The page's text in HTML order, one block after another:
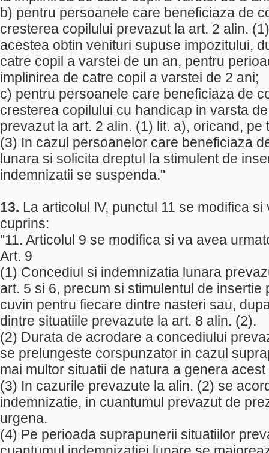
b) pentru persoanele care beneficiaza de
cresterea copilului prevazut la art. 2 alin.
acestea obtin venituri supuse impozitului,
catre copil a varstei de un an, pentru
implinirea de catre copil a varstei de 2 ani;
c) pentru persoanele care beneficiaza de
cresterea copilului cu handicap in varsta
prevazut la art. 2 alin. (1) lit. a), oricand, pe
(3) In cazul persoanelor care beneficiaza
lunara si solicita dreptul la stimulent de
indemnizatii se suspenda."
13. La articolul IV, punctul 11 se modifica
cuprins:
"11. Articolul 9 se modifica si va avea
Art. 9
(1) Concediul si indemnizatia lunara
art. 5 si 6, precum si stimulentul de insertie
cuvin pentru fiecare dintre nasteri sau,
dintre situatiile prevazute la art. 8 alin. (2).
(2) Durata de acrodare a concediului
se prelungeste corspunzator in cazul
mai multor situatii de natura a genera acest
(3) In cazurile prevazute la alin. (2) se
indemnizatie, in cuantumul prevazut de
urgena.
(4) Pe perioada suprapunerii situatiilor